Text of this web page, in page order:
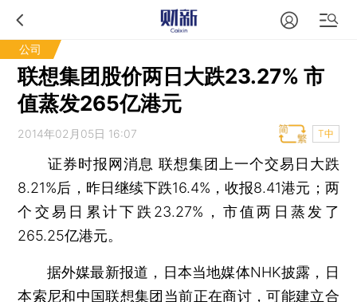
公司
联想集团股价两日大跌23.27% 市
值蒸发265亿港元
2014年02月05日 16:07 T中
证券时报网消息 联想集团上一个交易日大跌
8.21%后，昨日继续下跌16.4%，收报8.41港元；两
个交易日累计下跌23.27%，市值两日蒸发了
265.25亿港元。
据外媒最新报道，日本当地媒体NHK披露，日
本索尼和中国联想集团当前正在商讨，可能建立合